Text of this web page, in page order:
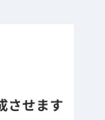
させます